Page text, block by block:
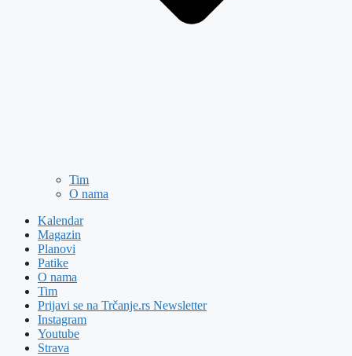
Tim
O nama
Kalendar
Magazin
Planovi
Patike
O nama
Tim
Prijavi se na Trčanje.rs Newsletter
Instagram
Youtube
Strava